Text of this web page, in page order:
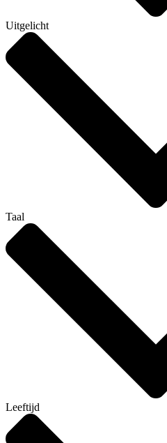
Uitgelicht
Taal
Leeftijd